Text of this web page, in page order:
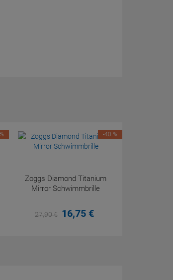
Zoggs Diamond Titanium
Mirror Schwimmbrille
27,90€ 16,75 €
-40 %